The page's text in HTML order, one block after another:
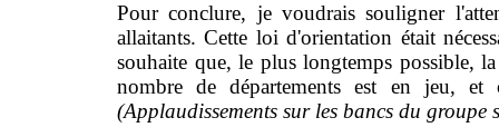
Pour conclure, je voudrais souligner
allaitants. Cette loi d'orientation était
souhaite que, le plus longtemps possible,
nombre de départements est en jeu, et
(Applaudissements sur les bancs du groupe